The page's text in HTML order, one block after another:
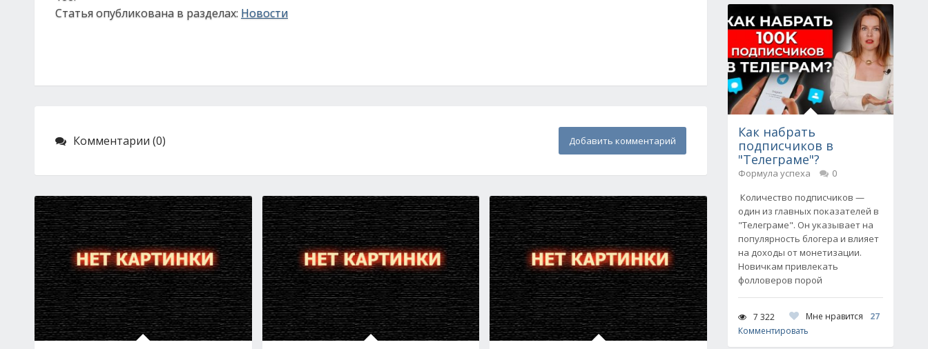
Статья опубликована в разделах: Новости
Комментарии (0) Добавить комментарий
Как набрать
подписчиков в
"Телеграме"?
Формула успеха
0
Количество подписчиков —
один из главных показателей в
"Телеграме". Он указывает на
популярность блогера и влияет
на доходы от монетизации.
Новичкам привлекать
фолловеров порой
7 322 Мне нравится
27
Комментировать